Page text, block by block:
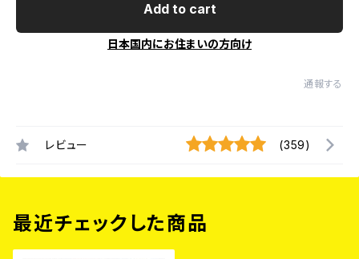
Add to cart
日本国内にお住まいの方向け
通報する
レビュー (359)
最近チェックした商品